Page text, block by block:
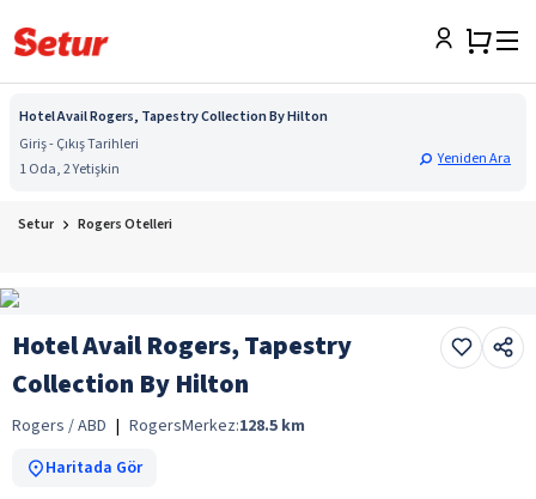
Hotel Avail Rogers, Tapestry Collection By Hilton
Giriş - Çıkış Tarihleri
1 Oda, 2 Yetişkin
Yeniden Ara
Setur Rogers Otelleri
Hotel Avail Rogers, Tapestry
Collection By Hilton
Rogers / ABD | RogersMerkez:128.5 km
Haritada Gör